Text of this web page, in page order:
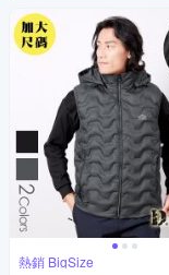
熱銷 BigSize